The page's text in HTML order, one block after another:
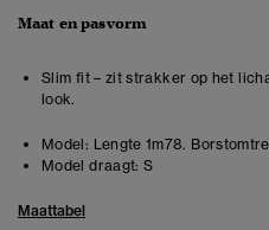
Maat en pasvorm
Slim fit – zit strakker op het
look.
Model: Lengte 1m78.
Model draagt: S
Maattabel